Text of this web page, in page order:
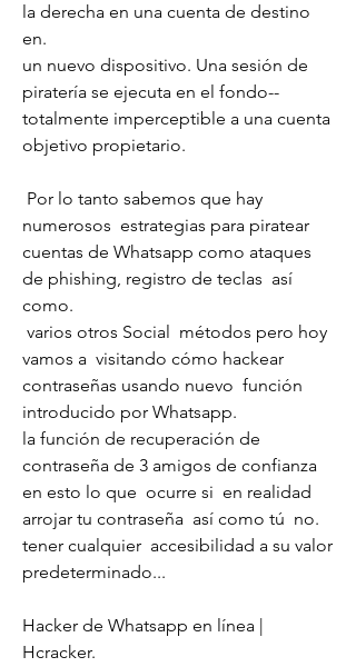
la derecha en una cuenta de destino
en.
un nuevo dispositivo. Una sesión de
piratería se ejecuta en el fondo--
totalmente imperceptible a una cuenta
objetivo propietario.
numerosos  estrategias para piratear
cuentas de Whatsapp como ataques
de phishing, registro de teclas  así
como.
vamos a  visitando cómo hackear
contraseñas usando nuevo  función
introducido por Whatsapp.
la función de recuperación de
contraseña de 3 amigos de confianza
en esto lo que  ocurre si  en realidad
arrojar tu contraseña  así como tú  no.
tener cualquier  accesibilidad a su valor
predeterminado...
Hacker de Whatsapp en línea |
Hcracker.